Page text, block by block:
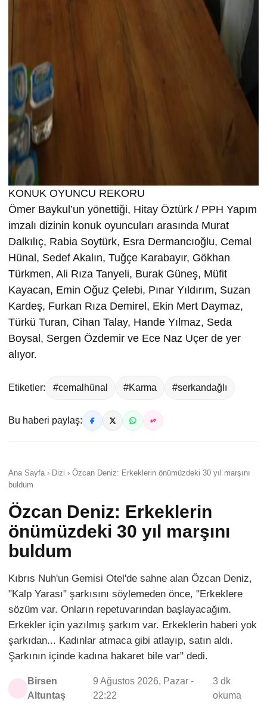
KONUK OYUNCU REKORU
Ömer Baykul’un yönettiği, Hitay Öztürk / PPH Yapım
imzalı dizinin konuk oyuncuları arasında Murat
Dalkılıç, Rabia Soytürk, Esra Dermancıoğlu, Cemal
Hünal, Sedef Akalın, Tuğçe Karabayır, Gökhan
Türkmen, Ali Rıza Tanyeli, Burak Güneş, Müfit
Kayacan, Emin Oğuz Çelebi, Pınar Yıldırım, Suzan
Kardeş, Furkan Rıza Demirel, Ekin Mert Daymaz,
Türkü Turan, Cihan Talay, Hande Yılmaz, Seda
Boysal, Sergen Özdemir ve Ece Naz Uçer de yer
alıyor.
Etiketler: #cemalhünal #Karma #serkandağlı
Bu haberi paylaş:
Ana Sayfa › Dizi › Özcan Deniz: Erkeklerin önümüzdeki 30 yıl marşını
buldum
Özcan Deniz: Erkeklerin
önümüzdeki 30 yıl marşını
buldum
Kıbrıs Nuh'un Gemisi Otel'de sahne alan Özcan Deniz,
"Kalp Yarası" şarkısını söylemeden önce, "Erkeklere
sözüm var. Onların repetuvarından başlayacağım.
Erkekler için yazılmış şarkım var. Erkeklerin haberi yok
şarkıdan... Kadınlar atmaca gibi atlayıp, satın aldı.
Şarkının içinde kadına hakaret bile var" dedi.
Birsen
Altuntaş
9 Ağustos 2026, Pazar -
22:22
3 dk
okuma